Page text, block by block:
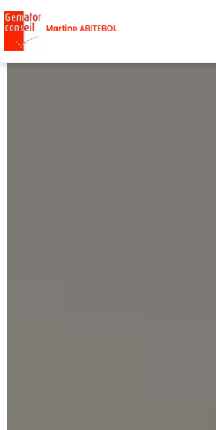
Panneau de gestion des cookies